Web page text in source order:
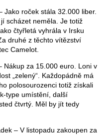
Jako roček stála 32.000 liber.
scházet neměla. Je totiž
čtyřletá vyhrála v Irsku
druhé z těchto vítězství
Camelot.
Nákup za 15.000 euro. Loni v
„zelený“. Každopádně má
polosourozenci totiž získali
type umístění, další
čtvrtý. Měl by jít tedy
– V listopadu zakoupen za